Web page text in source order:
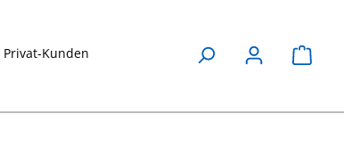
Privat-Kunden